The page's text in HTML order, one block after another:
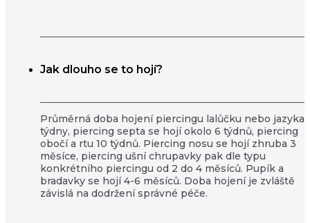
Jak dlouho se to hojí?
Průměrná doba hojení piercingu lalůčku nebo jazyka
týdny, piercing septa se hojí okolo 6 týdnů, piercing
obočí a rtu 10 týdnů. Piercing nosu se hojí zhruba 3
měsíce, piercing ušní chrupavky pak dle typu
konkrétního piercingu od 2 do 4 měsíců. Pupík a
bradavky se hojí 4-6 měsíců. Doba hojení je zvláště
závislá na dodržení správné péče.